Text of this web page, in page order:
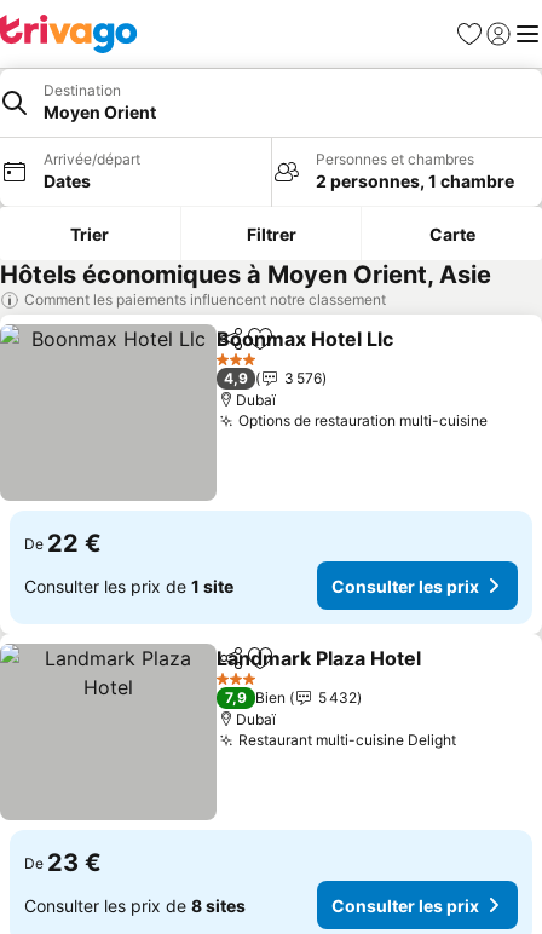
Favoris
Se
Destination
Moyen Orient
Arrivée/départ
Dates
Personnes et chambres
2 personnes, 1 chambre
Trier Filtrer Carte
Hôtels économiques à Moyen Orient, Asie
Comment les paiements influencent notre classement
PartagerAjouter à mes favoris
Boonmax Hotel Llc
3 Étoiles
4,9
3 576
Dubaï
Options de restauration multi-cuisine
De 22 €
Consulter les prix de 1 site Consulter les prix
PartagerAjouter à mes favoris
Landmark Plaza Hotel
3 Étoiles
7,9 Bien
5 432
Dubaï
Restaurant multi-cuisine Delight
De 23 €
Consulter les prix de 8 sites Consulter les prix